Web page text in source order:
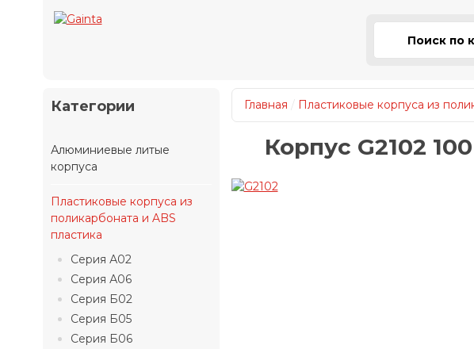
Категории
Алюминиевые литые
корпуса
Пластиковые корпуса из
поликарбоната и ABS
пластика
Серия А02
Серия А06
Серия Б02
Серия Б05
Серия Б06
Главная Пластиковые корпуса из
Корпус G2102